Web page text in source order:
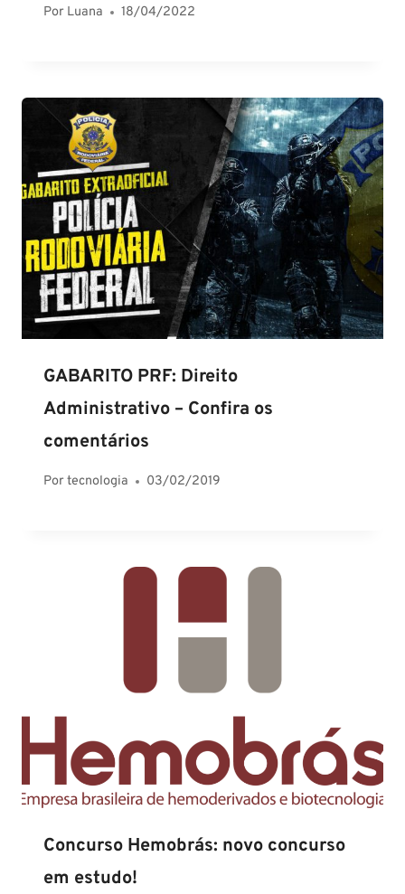
Por Luana 18/04/2022
GABARITO PRF: Direito
Administrativo – Confira os
comentários
Portecnologia 03/02/2019
Concurso Hemobrás: novo concurso
em estudo!